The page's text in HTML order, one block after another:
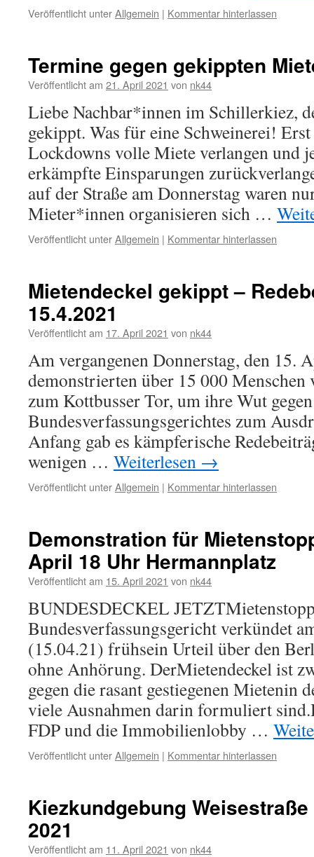
Veröffentlicht unterAllgemein | Kommentar hinterlassen
Termine gegen gekippten
Veröffentlicht am 21. April 2021 von nk44
Liebe Nachbar*innen im Schillerkiez,
gekippt. Was für eine Schweinerei!
Lockdowns volle Miete verlangen und
erkämpfte Einsparungen
auf der Straße am Donnerstag waren
Mieter*innen organisieren sich …
Veröffentlicht unterAllgemein | Kommentar hinterlassen
Mietendeckel gekippt –
15.4.2021
Veröffentlicht am 17. April 2021 von nk44
Am vergangenen Donnerstag, den 15.
demonstrierten über 15 000
zum Kottbusser Tor, um ihre Wut
Bundesverfassungsgerichtes zum
Anfang gab es kämpferische
wenigen … Weiterlesen →
Veröffentlicht unterAllgemein | Kommentar hinterlassen
Demonstration für
April 18 Uhr Hermannplatz
Veröffentlicht am 15. April 2021 von nk44
BUNDESDECKEL
Bundesverfassungsgericht verkündet
(15.04.21) frühsein Urteil über den
ohne Anhörung. DerMietendeckel ist
gegen die rasant gestiegenen Mietenin
viele Ausnahmen darin formuliert
FDP und die Immobilienlobby …
Veröffentlicht unterAllgemein | Kommentar hinterlassen
Kiezkundgebung
2021
Veröffentlicht am 11. April 2021 von nk44